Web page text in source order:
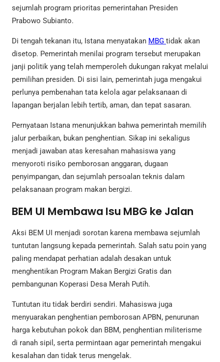
sejumlah program prioritas pemerintahan Presiden
Prabowo Subianto.
Di tengah tekanan itu, Istana menyatakan MBG tidak akan
disetop. Pemerintah menilai program tersebut merupakan
janji politik yang telah memperoleh dukungan rakyat melalui
pemilihan presiden. Di sisi lain, pemerintah juga mengakui
perlunya pembenahan tata kelola agar pelaksanaan di
lapangan berjalan lebih tertib, aman, dan tepat sasaran.
Pernyataan Istana menunjukkan bahwa pemerintah memilih
jalur perbaikan, bukan penghentian. Sikap ini sekaligus
menjadi jawaban atas keresahan mahasiswa yang
menyoroti risiko pemborosan anggaran, dugaan
penyimpangan, dan sejumlah persoalan teknis dalam
pelaksanaan program makan bergizi.
BEM UI Membawa Isu MBG ke Jalan
Aksi BEM UI menjadi sorotan karena membawa sejumlah
tuntutan langsung kepada pemerintah. Salah satu poin yang
paling mendapat perhatian adalah desakan untuk
menghentikan Program Makan Bergizi Gratis dan
pembangunan Koperasi Desa Merah Putih.
Tuntutan itu tidak berdiri sendiri. Mahasiswa juga
menyuarakan penghentian pemborosan APBN, penurunan
harga kebutuhan pokok dan BBM, penghentian militerisme
di ranah sipil, serta permintaan agar pemerintah mengakui
kesalahan dan tidak terus mengelak.